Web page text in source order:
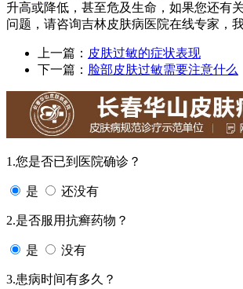
升高或降低，甚至危及生命，如果您还有
问题，请咨询吉林皮肤病医院在线专家，
上一篇： 皮肤过敏的症状表现
下一篇： 脸部皮肤过敏需要注意什么
1.您是否已到医院确诊？
是 还没有
2.是否服用抗癣药物？
是 没有
3.患病时间有多久？